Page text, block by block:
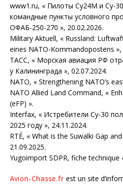
www1.ru, « Пилоты Су24М и Су-
командные пункты условного
ОФАБ-250-270 », 20.02.2026.
Military Aktuell, « Russland:
eines NATO-Kommandopostens »,
ТАСС, « Морская авиация РФ
у Калининграда », 02.07.2024.
NATO, « Strengthening NATO’s
NATO Allied Land Command, «
(eFP) ».
Interfax, « Истребители Су-30
2025 году », 24.11.2024.
RTÉ, « What is the Suwalki Gap
21.09.2025.
Yugoimport SDPR, fiche technique
Avion-Chasse.fr est un site